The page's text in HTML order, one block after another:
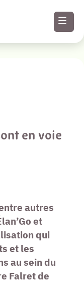
en voie
autres
et
qui
et les
au sein du
Falret de